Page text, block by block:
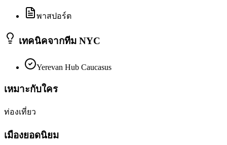
พาสปอร์ต
เทคนิคจากทีม NYC
Yerevan Hub Caucasus
เหมาะกับใคร
ท่องเที่ยว
เมืองยอดนิยม